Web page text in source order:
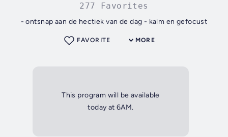
277 Favorites
- ontsnap aan de hectiek van de dag - kalm en gefocust
MORE
FAVORITE
This program will be available
today at 6AM.